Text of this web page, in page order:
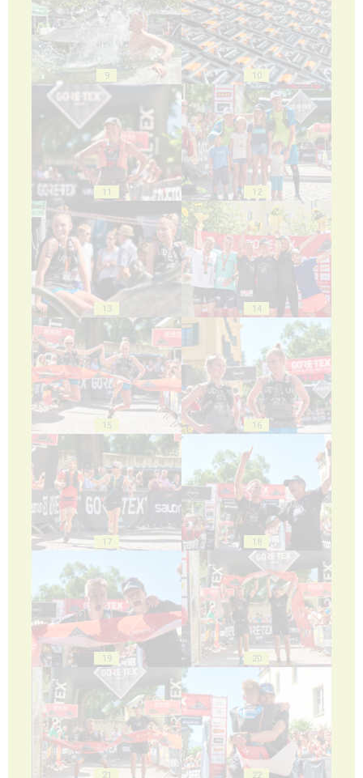
9 10
11 12
13 14
15 16
17 18
19 20
21 22